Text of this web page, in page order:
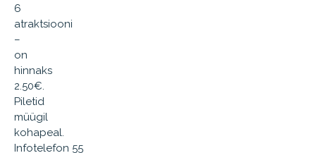
6
atraktsiooni
–
on
hinnaks
2.50€.
Piletid
müügil
kohapeal.
Infotelefon 55